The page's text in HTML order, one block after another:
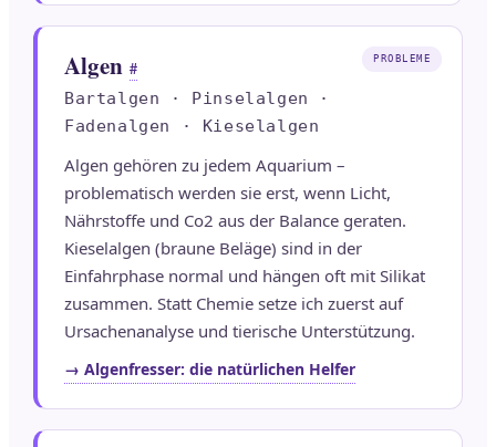
Algen #
Bartalgen · Pinselalgen ·
Fadenalgen · Kieselalgen
Algen gehören zu jedem Aquarium –
problematisch werden sie erst, wenn Licht,
Nährstoffe und Co2 aus der Balance geraten.
Kieselalgen (braune Beläge) sind in der
Einfahrphase normal und hängen oft mit Silikat
zusammen. Statt Chemie setze ich zuerst auf
Ursachenanalyse und tierische Unterstützung.
→ Algenfresser: die natürlichen Helfer
PROBLEME